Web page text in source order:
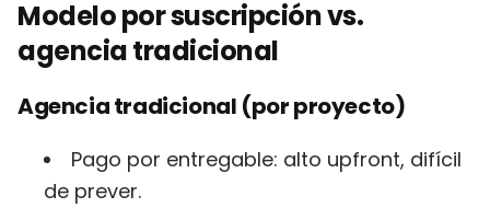
Modelo por suscripción vs.
agencia tradicional
Agencia tradicional (por proyecto)
Pago por entregable: alto upfront, difícil
de prever.